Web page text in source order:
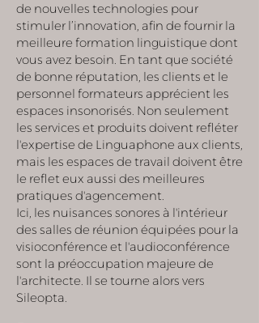
de nouvelles technologies pour
stimuler l’innovation, afin de fournir la
meilleure formation linguistique dont
vous avez besoin. En tant que société
de bonne réputation, les clients et le
personnel formateurs apprécient les
espaces insonorisés. Non seulement
les services et produits doivent refléter
l'expertise de Linguaphone aux clients,
mais les espaces de travail doivent être
le reflet eux aussi des meilleures
pratiques d'agencement.
Ici, les nuisances sonores à l'intérieur
des salles de réunion équipées pour la
visioconférence et l'audioconférence
sont la préoccupation majeure de
l'architecte. Il se tourne alors vers
Sileopta.